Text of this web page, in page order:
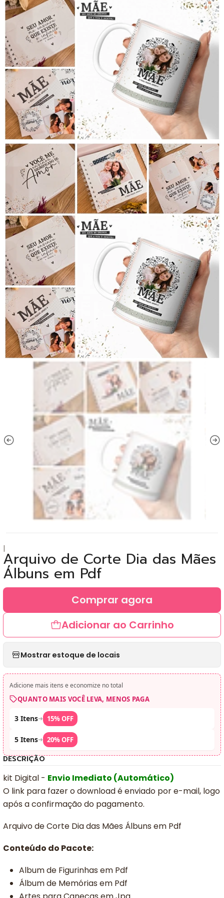
|Arquivo de Corte Dia das Mães
Álbuns em Pdf
Adicionar ao Carrinho
Comprar agora
Mostrar estoque de locais
Adicione mais itens e economize no total
QUANTO MAIS VOCÊ LEVA, MENOS PAGA
3 Itens➜ 15% OFF
5 Itens➜ 20% OFF
DESCRIÇÃO
kit Digital - Envio Imediato (Automático)
O link para fazer o download é enviado por e-mail, logo
após a confirmação do pagamento.
Arquivo de Corte Dia das Mães Álbuns em Pdf
Conteúdo do Pacote:
Album de Figurinhas em Pdf
Álbum de Memórias em Pdf